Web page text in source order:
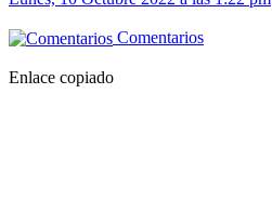
Comentarios
Enlace copiado